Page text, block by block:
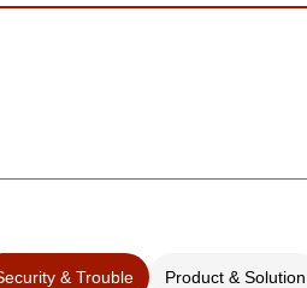
& Trouble Product & Solution